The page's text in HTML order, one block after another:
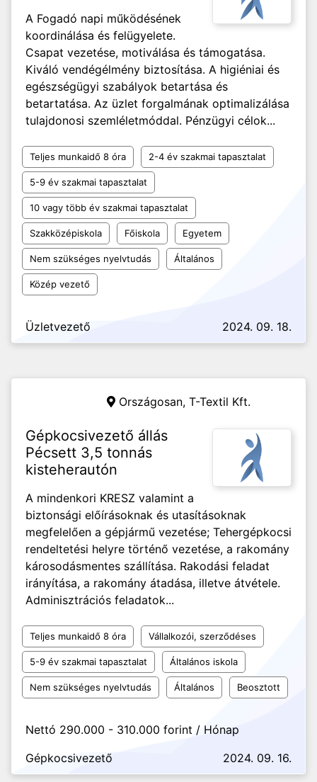
A Fogadó napi működésének
koordinálása és felügyelete.
Csapat vezetése, motiválása és támogatása.
Kiváló vendégélmény biztosítása. A higiéniai és
egészségügyi szabályok betartása és
betartatása. Az üzlet forgalmának optimalizálása
tulajdonosi szemléletmóddal. Pénzügyi célok...
Teljes munkaidő 8 óra 2-4 év szakmai tapasztalat
5-9 év szakmai tapasztalat
10 vagy több év szakmai tapasztalat
Szakközépiskola Főiskola Egyetem
Nem szükséges nyelvtudás Általános
Közép vezető
Üzletvezető 2024. 09. 18.
Országosan, T-Textil Kft.
Gépkocsivezető állás
Pécsett 3,5 tonnás
kisteherautón
A mindenkori KRESZ valamint a
biztonsági előírásoknak és utasításoknak
megfelelően a gépjármű vezetése; Tehergépkocsi
rendeltetési helyre történő vezetése, a rakomány
károsodásmentes szállítása. Rakodási feladat
irányítása, a rakomány átadása, illetve átvétele.
Adminisztrációs feladatok...
Teljes munkaidő 8 óra Vállalkozói, szerződéses
5-9 év szakmai tapasztalat Általános iskola
Nem szükséges nyelvtudás Általános Beosztott
Nettó 290.000 - 310.000 forint / Hónap
Gépkocsivezető
2024. 09. 16.